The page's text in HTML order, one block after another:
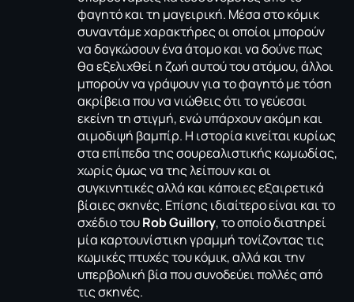
φαγητό και τη μαγειρική. Μέσα στο κόμικ
συναντάμε χαρακτήρες οι οποίοι μπορούν
να δαγκώσουν ένα άτομο και να δούνε πως
θα εξελιχθεί η ζωή αυτού του ατόμου, άλλοι
μπορούν να γράψουν για το φαγητό με τόση
ακρίβεια που να νιώθεις ότι το γεύεσαι
εκείνη τη στιγμή, ενώ υπάρχουν ακόμη και
αιμοδιψή βαμπίρ. Η ιστορία κινείται κυρίως
στα επίπεδα της σουρεαλιστικής κωμωδίας,
χωρίς όμως να της λείπουν και οι
συγκινητικές αλλά και κάποιες εξαιρετικά
βίαιες σκηνές. Επίσης ιδιαίτερο είναι και το
σχέδιο τουRob Guillory, το οποίο διατηρεί
μία καρτουνίστικη γραμμή τονίζοντας τις
κωμικές πτυχές του κόμικ, αλλά και την
υπερβολική βία που συνοδεύει πολλές από
τις σκηνές.